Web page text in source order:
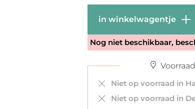
in winkelwagentje
Nog niet beschikbaar,
Niet op voorraad in
Niet op voorraad in